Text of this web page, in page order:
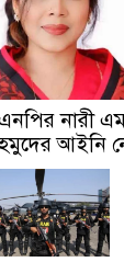
নারী
আইনি